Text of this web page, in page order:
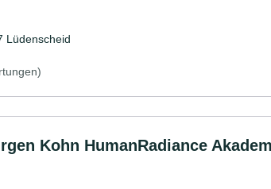
Lüdenscheid
Kohn HumanRadiance